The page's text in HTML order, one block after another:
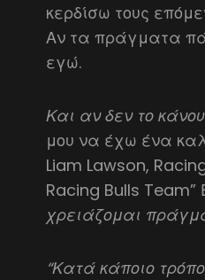
κερδίσω τους
Αν τα πράγματα
εγώ.
Και αν δεν το
μου να έχω ένα
Liam Lawson,
Racing Bulls Team”
χρειάζομαι
“Κατά κάποιο